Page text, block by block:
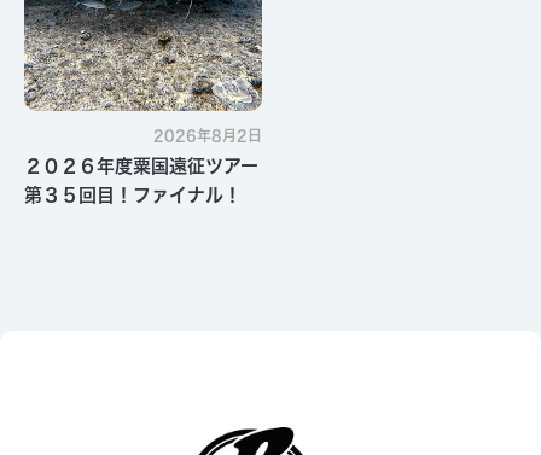
2026年8月2日
２０２６年度粟国遠征ツアー
第３５回目！ファイナル！